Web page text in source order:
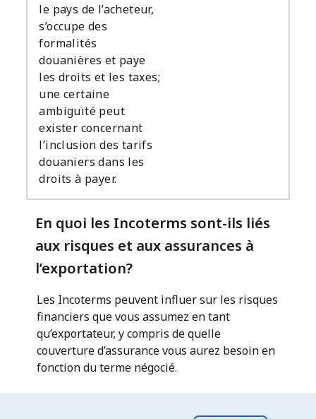
le pays de l’acheteur,
s’occupe des
formalités
douanières et paye
les droits et les taxes;
une certaine
ambiguïté peut
exister concernant
l’inclusion des tarifs
douaniers dans les
droits à payer.
En quoi les Incoterms sont-ils liés
aux risques et aux assurances à
l’exportation?
Les Incoterms peuvent influer sur les risques
financiers que vous assumez en tant
qu’exportateur, y compris de quelle
couverture d’assurance vous aurez besoin en
fonction du terme négocié.